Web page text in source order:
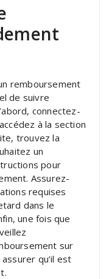
remboursement
de suivre
connectez-
à la section
trouvez la
un
pour
Assurez-
requises
dans le
une fois que
sur
qu’il est